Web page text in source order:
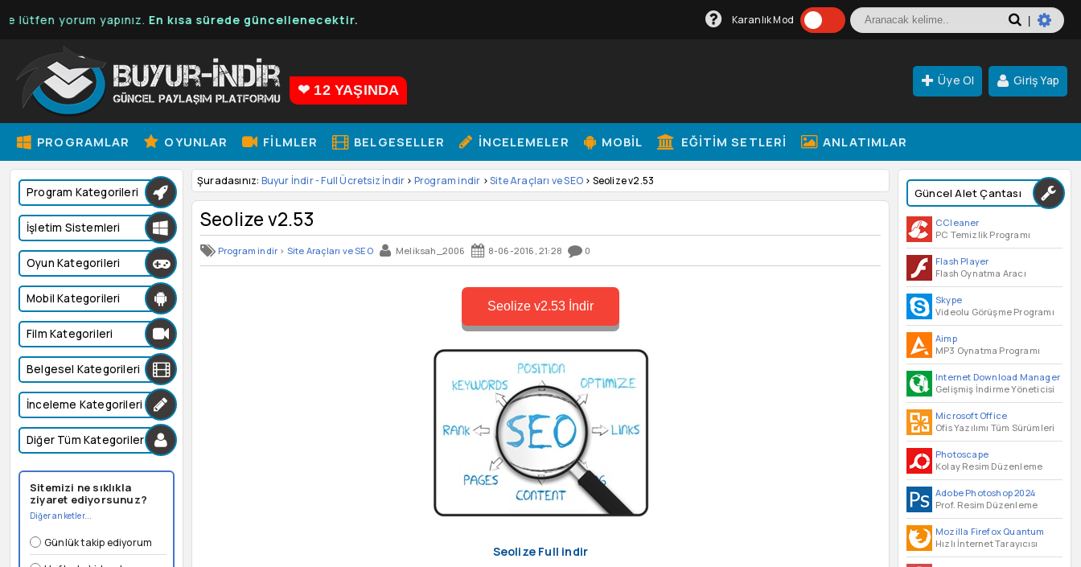
yorum yapınız.En kısa sürede güncellenecektir. Karanlık Mod
❤ 12 YAŞINDA
Üye Ol Giriş Yap
PROGRAMLAR OYUNLAR FILMLER BELGESELLER İNCELEMELER MOBIL EĞITIM SETLERI ANLATIMLAR
Güncel Alet Çantası
CCleaner
PC Temizlik Programı
Flash Player
Flash Oynatma Aracı
Skype
Videolu Görüşme Programı
Aimp
MP3 Oynatma Programı
Internet Download Manager
Gelişmiş İndirme Yöneticisi
Microsoft Office
Ofis Yazılımı Tüm Sürümleri
Photoscape
Kolay Resim Düzenleme
Adobe Photoshop 2024
Prof. Resim Düzenleme
Mozilla Firefox Quantum
Hızlı İnternet Tarayıcısı
Program Kategorileri
İşletim Sistemleri
Oyun Kategorileri
Mobil Kategorileri
Film Kategorileri
Belgesel Kategorileri
İnceleme Kategorileri
Diğer Tüm Kategoriler
Sitemizi ne sıklıkla
ziyaret ediyorsunuz?
Diğer anketler...
Günlük takip ediyorum
Şuradasınız: Buyur İndir - Full Ücretsiz İndir > Program indir >Site Araçları ve SEO > Seolize v2.53
Seolize v2.53
Program indir > Site Araçları ve SEO Meliksah_2006 8-06-2016, 21:28 0
Seolize v2.53 İndir
Seolize Full indir